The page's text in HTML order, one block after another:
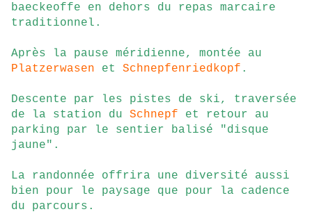
baeckeoffe en dehors du repas marcaire
traditionnel.
Après la pause méridienne, montée au
Platzerwasen et Schnepfenriedkopf .
Descente par les pistes de ski, traversée
de la station du Schnepf et retour au
parking par le sentier balisé "disque
jaune".
La randonnée offrira une diversité aussi
bien pour le paysage que pour la cadence
du parcours.